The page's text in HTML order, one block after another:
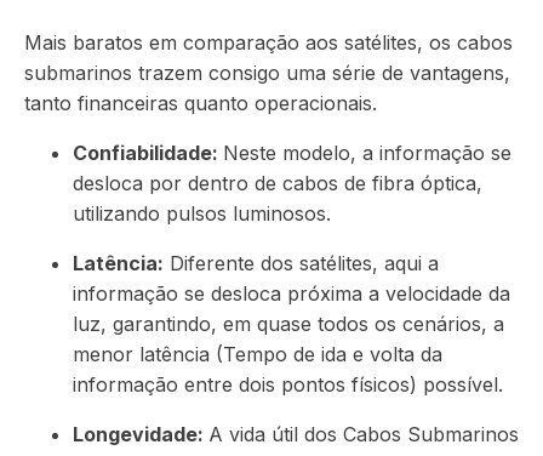
Mais baratos em comparação aos satélites, os cabos
submarinos trazem consigo uma série de vantagens,
tanto financeiras quanto operacionais.
Confiabilidade: Neste modelo, a informação se
desloca por dentro de cabos de fibra óptica,
utilizando pulsos luminosos.
Latência: Diferente dos satélites, aqui a
informação se desloca próxima a velocidade da
luz, garantindo, em quase todos os cenários, a
menor latência (Tempo de ida e volta da
informação entre dois pontos físicos) possível.
Longevidade: A vida útil dos Cabos Submarinos